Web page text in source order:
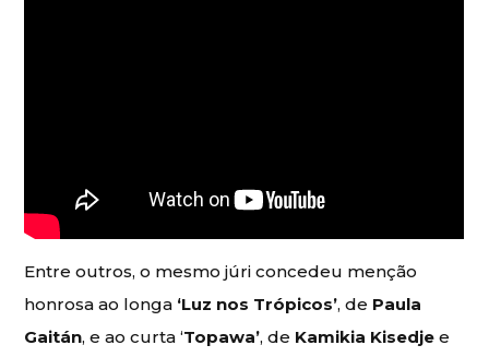
Entre outros, o mesmo júri concedeu menção
honrosa ao longa ‘Luz nos Trópicos’, de Paula
Gaitán, e ao curta ‘Topawa’, de Kamikia Kisedje e